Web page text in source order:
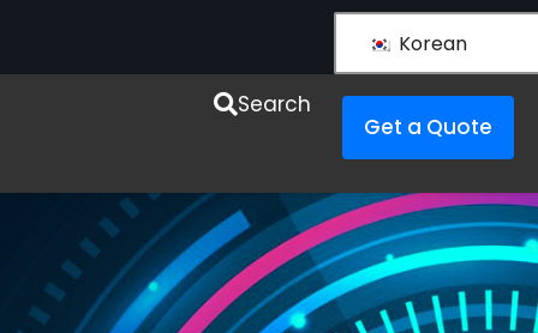
Korean
Search
Get a Quote